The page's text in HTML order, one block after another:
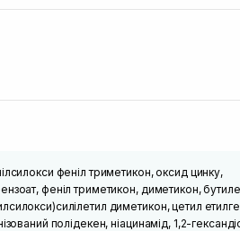
феніл триметикон, оксид цинку,
феніл триметикон, диметикон,
диметикон, цетил
полідекен, ніацинамід, 1,2-